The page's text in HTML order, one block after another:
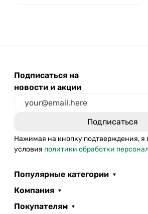
Подписаться на
новости и акции
Нажимая на кнопку подтверждения,
условия политики обработки
Популярные категории
Компания
Покупателям